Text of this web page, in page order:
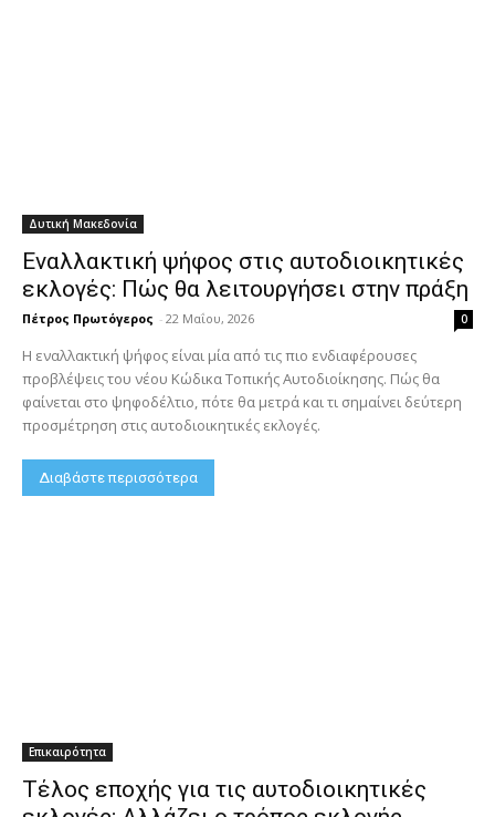
Δυτική Μακεδονία
Εναλλακτική ψήφος στις αυτοδιοικητικές
εκλογές: Πώς θα λειτουργήσει στην πράξη
Πέτρος Πρωτόγερος - 22 Μαΐου, 2026 0
Η εναλλακτική ψήφος είναι μία από τις πιο ενδιαφέρουσες
προβλέψεις του νέου Κώδικα Τοπικής Αυτοδιοίκησης. Πώς θα
φαίνεται στο ψηφοδέλτιο, πότε θα μετρά και τι σημαίνει δεύτερη
προσμέτρηση στις αυτοδιοικητικές εκλογές.
Διαβάστε περισσότερα
Επικαιρότητα
Τέλος εποχής για τις αυτοδιοικητικές